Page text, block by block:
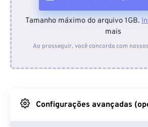
Do dispositivo
Do Google Drive
Tamanho máximo do arquivo 1GB.
mais
Ao prosseguir, você concorda com nossos
Configurações avançadas